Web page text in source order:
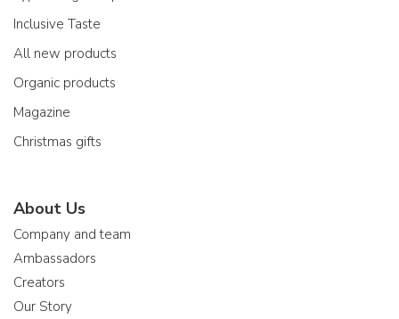
Inclusive Taste
All new products
Organic products
Magazine
Christmas gifts
About Us
Company and team
Ambassadors
Creators
Our Story